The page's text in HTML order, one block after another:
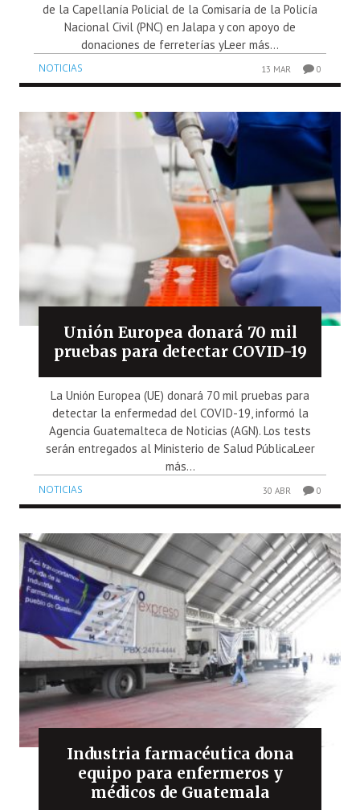
de la Capellanía Policial de la Comisaría de la Policía
Nacional Civil (PNC) en Jalapa y con apoyo de
donaciones de ferreterías yLeer más...
NOTICIAS 13 MAR 0
Unión Europea donará 70 mil
pruebas para detectar COVID-19
La Unión Europea (UE) donará 70 mil pruebas para
detectar la enfermedad del COVID-19, informó la
Agencia Guatemalteca de Noticias (AGN). Los tests
serán entregados al Ministerio de Salud PúblicaLeer
más...
NOTICIAS 30 ABR 0
Industria farmacéutica dona
equipo para enfermeros y
médicos de Guatemala